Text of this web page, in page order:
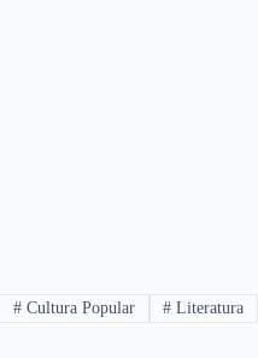
#Cultura Popular # Literatura